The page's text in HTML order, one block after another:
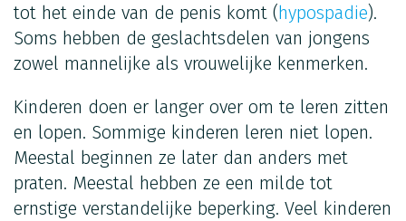
tot het einde van de penis komt (hypospadie).
Soms hebben de geslachtsdelen van jongens
zowel mannelijke als vrouwelijke kenmerken.
Kinderen doen er langer over om te leren zitten
en lopen. Sommige kinderen leren niet lopen.
Meestal beginnen ze later dan anders met
praten. Meestal hebben ze een milde tot
ernstige verstandelijke beperking. Veel kinderen